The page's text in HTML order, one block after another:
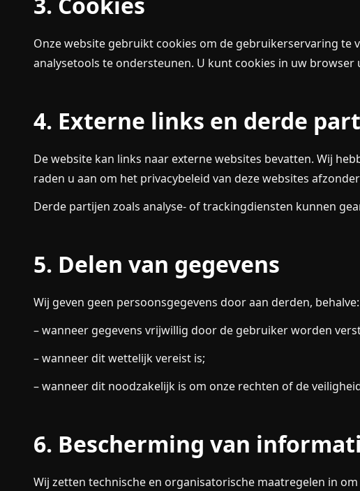
Onze website gebruikt cookies om de gebruikerservaring te
analysetools te ondersteunen. U kunt cookies in uw
4. Externe links en derde
De website kan links naar externe websites bevatten. Wij
raden u aan om het privacybeleid van deze websites
Derde partijen zoals analyse- of trackingdiensten kunnen
5. Delen van gegevens
Wij geven geen persoonsgegevens door aan derden, behalve:
– wanneer gegevens vrijwillig door de gebruiker worden
– wanneer dit wettelijk vereist is;
– wanneer dit noodzakelijk is om onze rechten of de
6. Bescherming van
Wij zetten technische en organisatorische maatregelen in